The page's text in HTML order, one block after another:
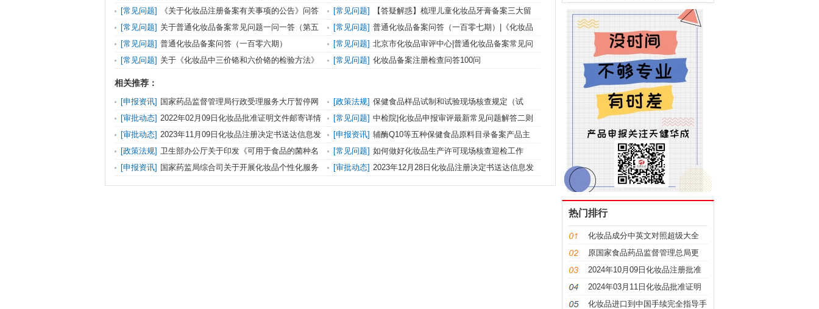
关于化妆品注册备案有关事项的公告》问答
[常见问题]
《关于化妆品注册备案有关事项的公告》问答 [常见问题]
【答疑解惑】梳理儿童化妆品牙膏备案三大留
意细节
[常见问题] 关于普通化妆品备案常见问题一问一答（第五
十九期）（新原料注册备案新规专刊）
[常见问题] 普通化妆品备案问答（一百零七期）|《化妆品
安全技术规范》内容调整问题
[常见问题] 普通化妆品备案问答（一百零六期） [常见问题] 北京市化妆品审评中心|普通化妆品备案常见问
题一问一答（第五十七期）
[常见问题] 关于《化妆品中三价铬和六价铬的检验方法》
等8项方法的问答
[常见问题] 化妆品备案注册检查问答100问
相关推荐：
[申报资讯] 国家药品监督管理局行政受理服务大厅暂停网
上预约和短信提醒服务的公告（第346号）
[政策法规] 保健食品样品试制和试验现场核查规定（试
行）
[审批动态] 2022年02月09日化妆品批准证明文件邮寄详情
单
[常见问题] 中检院|化妆品申报审评最新常见问题解答二则
[审批动态] 2023年11月09日化妆品注册决定书送达信息发
布
[申报资讯] 辅酶Q10等五种保健食品原料目录备案产品主
要生产工艺发布
[政策法规] 卫生部办公厅关于印发《可用于食品的菌种名
单》的通知
[常见问题] 如何做好化妆品生产许可现场核查迎检工作
[申报资讯] 国家药监局综合司关于开展化妆品个性化服务
试点工作的通知
[审批动态] 2023年12月28日化妆品注册决定书送达信息发
布
送达信息
热门排行
化妆品成分中英文对照超级大全
原国家食品药品监督管理总局更
名，“CFDA”变“NMPA”
2024年10月09日化妆品注册批准
证明文件送达信息
2024年03月11日化妆品批准证明
文件送达信息发布
化妆品进口到中国手续完全指导手